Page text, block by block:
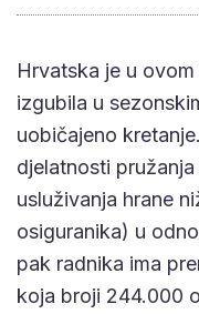
Hrvatska je u
izgubila u
uobičajeno
djelatnosti
usluživanja hrane
osiguranika) u
pak radnika ima
koja broji 244.000